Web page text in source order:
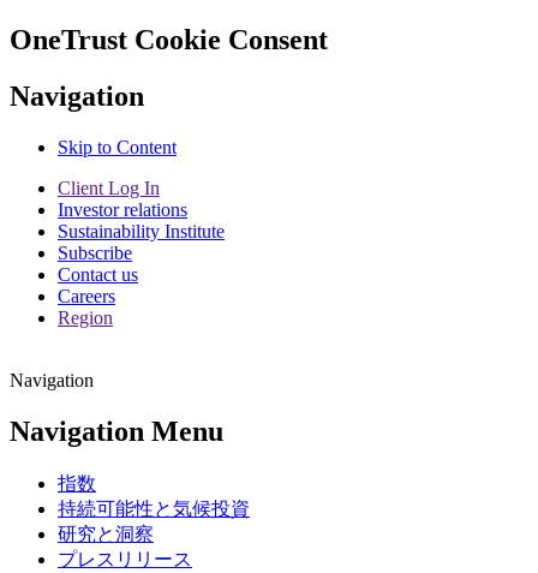
OneTrust Cookie Consent
Navigation
Skip to Content
Client Log In
Investor relations
Sustainability Institute
Subscribe
Contact us
Careers
Region
Navigation
Navigation Menu
指数
持続可能性と気候投資
研究と洞察
プレスリリース